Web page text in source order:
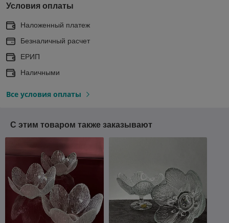
Условия оплаты
Наложенный платеж
Безналичный расчет
ЕРИП
Наличными
Все условия оплаты
С этим товаром также заказывают